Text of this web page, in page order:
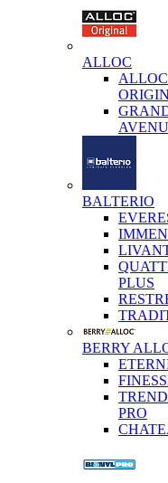
ALLOC
ALLOC
BALTERIO
PLUS
BERRY
PRO